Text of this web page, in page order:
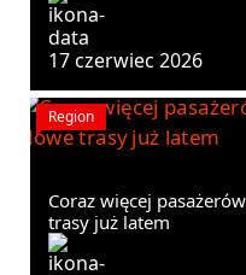
17 czerwiec 2026
Region
Coraz więcej
trasy już latem